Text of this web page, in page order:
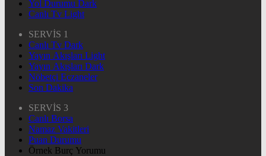
Yol Durumu Dark
Canlı Tv Light
SERVİS 1
Canlı Tv Dark
Yayın Akışları Light
Yayın Akışları Dark
Nöbetçi Eczaneler
Son Dakika
SERVİS 3
Canlı Borsa
Namaz Vakitleri
Puan Durumu
Örnek Burç Yorumu